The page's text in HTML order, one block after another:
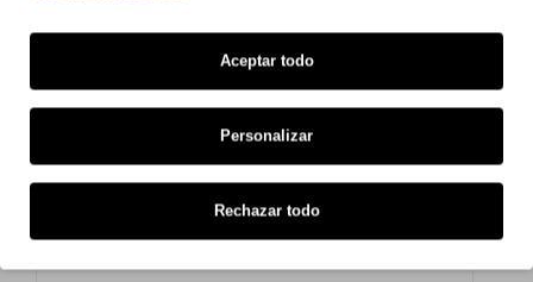
HP DesignJet T 1300 PS
HP DesignJet T 1300 Series
HP DesignJet T 2300 PS eMFP
Aceptar todo
Personalizar
Rechazar todo